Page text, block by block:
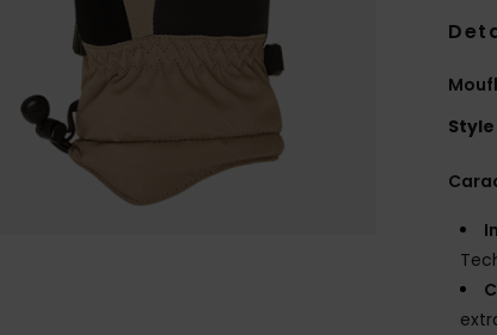
Style